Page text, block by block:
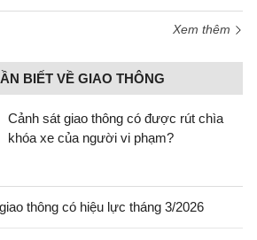
Xem thêm
BIẾT VỀ GIAO THÔNG
Cảnh sát giao thông có được rút chìa
khóa xe của người vi phạm?
thông có hiệu lực tháng 3/2026